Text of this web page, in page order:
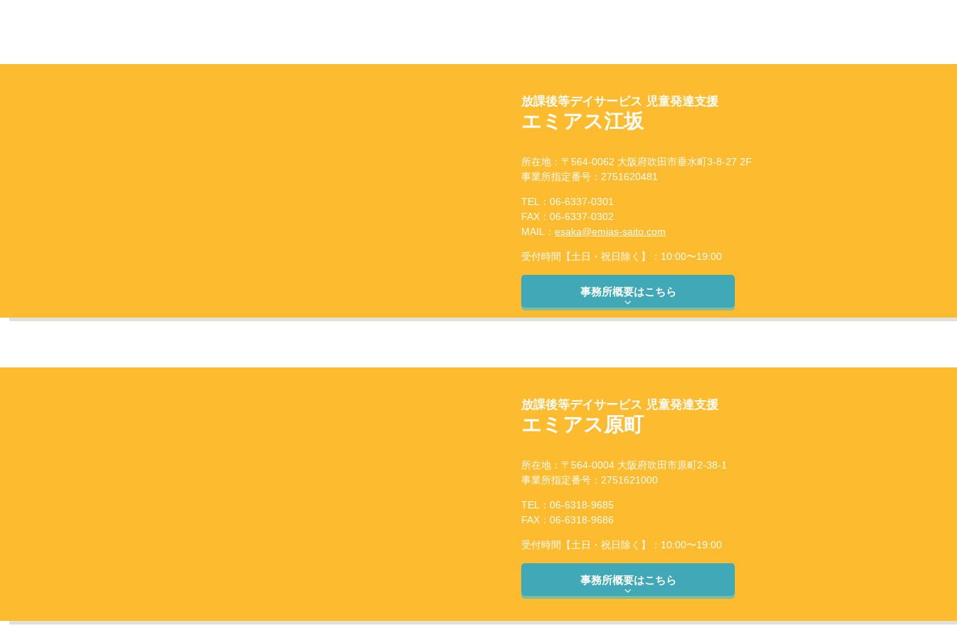
放課後等デイサービス 児童発達支援
エミアス江坂
所在地：〒564-0062 大阪府吹田市垂水町3-8-27 2F
事業所指定番号：2751620481
TEL：06-6337-0301
FAX：06-6337-0302
MAIL： esaka@emias-saito.com
受付時間【土日・祝日除く】：10:00〜19:00
事務所概要はこちら
放課後等デイサービス 児童発達支援
エミアス原町
所在地：〒564-0004 大阪府吹田市原町2-38-1
事業所指定番号：2751621000
TEL：06-6318-9685
FAX：06-6318-9686
受付時間【土日・祝日除く】：10:00〜19:00
事務所概要はこちら